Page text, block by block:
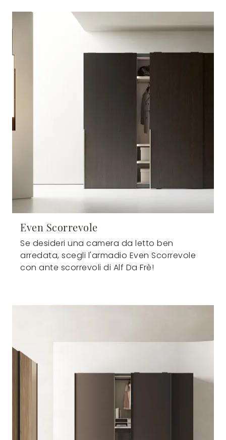
Even Scorrevole
Se desideri una camera da letto ben
arredata, scegli l'armadio Even Scorrevole
con ante scorrevoli di Alf Da Frè!